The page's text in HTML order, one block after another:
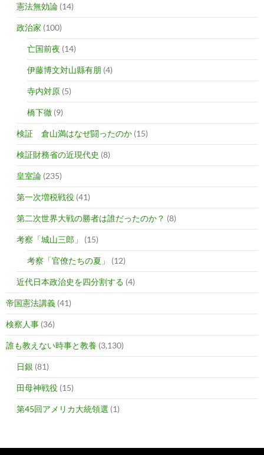
憲法無効論 (14)
政治家 (100)
亡国前夜 (14)
伊藤博文対山縣有朋 (4)
寺内対原 (5)
橋下徹 (9)
検証 倉山満はなぜ闘ったのか (15)
検証財務省の近現代史 (8)
皇室論 (235)
第一次増税戦役 (41)
第二次世界大戦の勝者は誰だったのか？ (8)
考察「城山三郎」 (15)
考察「官僚たちの夏」 (12)
近代日本政治史を四分割する (4)
帝国憲法講義 (41)
検察人事 (36)
誰も教えない時事と教養 (3,130)
日銀 (81)
田母神戦役 (15)
第45回アメリカ大統領選 (1)